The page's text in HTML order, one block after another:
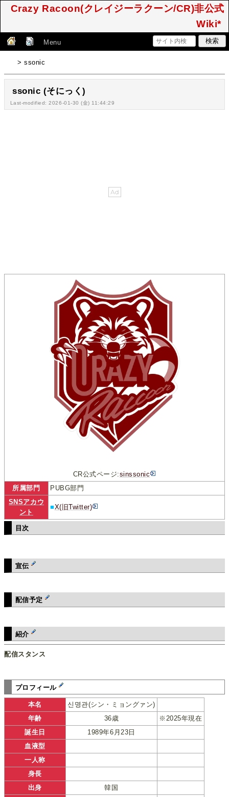
Crazy Racoon(クレイジーラクーン/CR)非公式
Wiki*
Menu
> ssonic
ssonic (そにっく)
Last-modified: 2026-01-30 (金) 11:44:29
CR公式ページ:sinssonic
所属部門
PUBG部門
SNSアカウ
ント
■X(旧Twitter)
目次
宣伝
配信予定
紹介
配信スタンス
プロフィール
本名
신명관(シン・ミョングァン)
年齢
36歳
※2025年現在
誕生日
1989年6月23日
血液型
一人称
身長
出身
韓国